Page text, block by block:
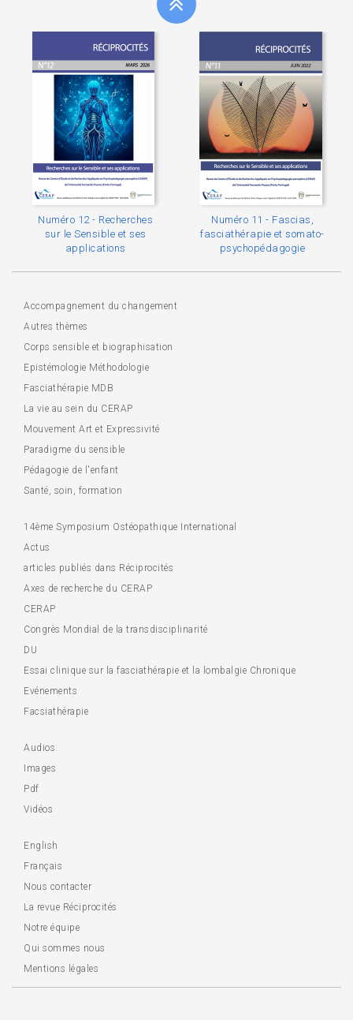
Numéro 12 - Recherches
sur le Sensible et ses
applications
Numéro 11 - Fascias,
fasciathérapie et somato-
psychopédagogie
Accompagnement du changement
Autres thèmes
Corps sensible et biographisation
Epistémologie Méthodologie
Fasciathérapie MDB
La vie au sein du CERAP
Mouvement Art et Expressivité
Paradigme du sensible
Pédagogie de l'enfant
Santé, soin, formation
14ème Symposium Ostéopathique International
Actus
articles publiés dans Réciprocités
Axes de recherche du CERAP
CERAP
Congrès Mondial de la transdisciplinarité
DU
Essai clinique sur la fasciathérapie et la lombalgie Chronique
Evénements
Facsiathérapie
Audios
Images
Pdf
Vidéos
English
Français
Nous contacter
La revue Réciprocités
Notre équipe
Qui sommes nous
Mentions légales